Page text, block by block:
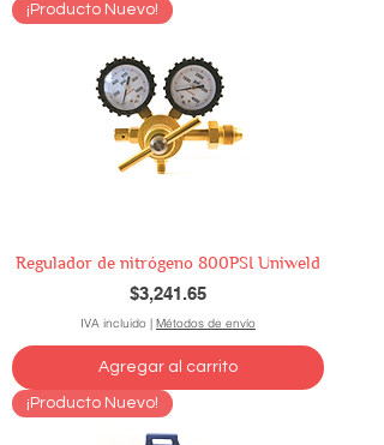
¡Producto Nuevo!
Regulador de nitrógeno 800PSI Uniweld
Precio
$3,241.65
IVA incluido | Métodos de envío
Agregar al carrito
¡Producto Nuevo!